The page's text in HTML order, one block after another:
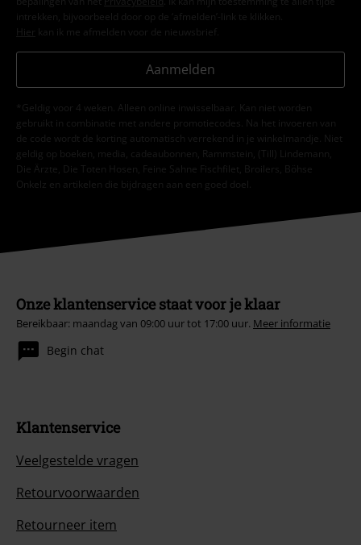
intrekken, bijvoorbeeld door op de ‘afmelden’-link te klikken.
Hier kan ik me afmelden voor de nieuwsbrief.
Aanmelden
*Geldig voor 4 weken. Alleen online inwisselbaar. Kan niet worden
gebruikt in combinatie met andere promotiecodes. Na het invoeren van
de code wordt de korting automatisch verrekend in je winkelmandje. Niet
geldig op boeken, media, cadeaubonnen, Rammstein, (Till) Lindemann,
Die Ärzte, Die Toten Hosen, Feine Sahne Fischfilet, Broilers, Böhse
Onkelz en artikelen die bijdragen aan een goed doel.
Onze klantenservice staat voor je klaar
Bereikbaar: maandag van 09:00 uur tot 17:00 uur. Meer informatie
Begin chat
Klantenservice
Veelgestelde vragen
Retourvoorwaarden
Retourneer item